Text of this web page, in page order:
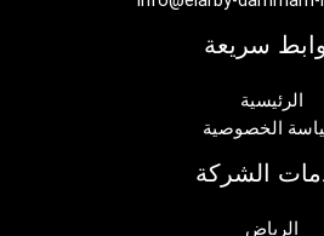
سريعة
الرئيسية
الخصوصية
الشركة
الرياض